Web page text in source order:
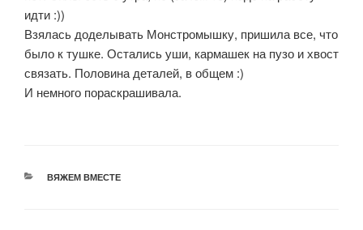
идти :))
Взялась доделывать Монстромышку, пришила все, что
было к тушке. Остались уши, кармашек на пузо и хвост
связать. Половина деталей, в общем :)
И немного пораскрашивала.
РУБРИКИ
ВЯЖЕМ ВМЕСТЕ